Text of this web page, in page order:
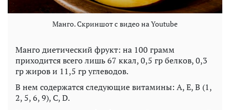
Манго. Скриншот с видео на Youtube
Манго диетический фрукт: на 100 грамм
приходится всего лишь 67 ккал, 0,5 гр белков, 0,3
гр жиров и 11,5 гр углеводов.
В нем содержатся следующие витамины: А, Е, В (1,
2, 5, 6, 9), С, D.